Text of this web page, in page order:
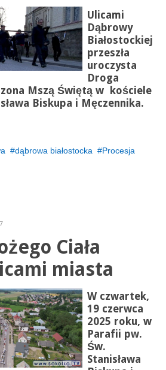
Ulicami
Dąbrowy
Białostockiej
przeszła
uroczysta
Droga
Mszą Świętą w kościele
Biskupa i Męczennika.
dąbrowa białostocka
Procesja
Ciała
miasta
W czwartek,
19 czerwca
2025 roku, w
Parafii pw.
Św.
Stanisława